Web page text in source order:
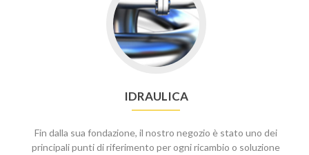
IDRAULICA
Fin dalla sua fondazione, il nostro negozio è stato uno dei
principali punti di riferimento per ogni ricambio o soluzione